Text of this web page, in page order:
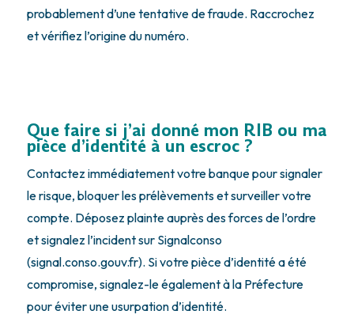
probablement d’une tentative de fraude. Raccrochez
et vérifiez l’origine du numéro.
Que faire si j’ai donné mon RIB ou ma
pièce d’identité à un escroc ?
Contactez immédiatement votre banque pour signaler
le risque, bloquer les prélèvements et surveiller votre
compte. Déposez plainte auprès des forces de l’ordre
et signalez l’incident sur Signalconso
(signal.conso.gouv.fr). Si votre pièce d’identité a été
compromise, signalez-le également à la Préfecture
pour éviter une usurpation d’identité.